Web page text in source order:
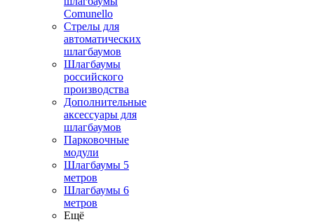
Comunello
Стрелы для
автоматических
шлагбаумов
Шлагбаумы
российского
производства
Дополнительные
аксессуары для
шлагбаумов
Парковочные
модули
Шлагбаумы 5
метров
Шлагбаумы 6
метров
Ещё